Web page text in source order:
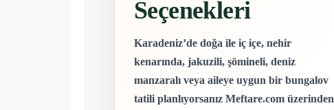
Seçenekleri
Karadeniz’de doğa ile iç içe, nehir
kenarında, jakuzili, şömineli, deniz
manzaralı veya aileye uygun bir bungalov
tatili planlıyorsanız Meftare.com üzerinden